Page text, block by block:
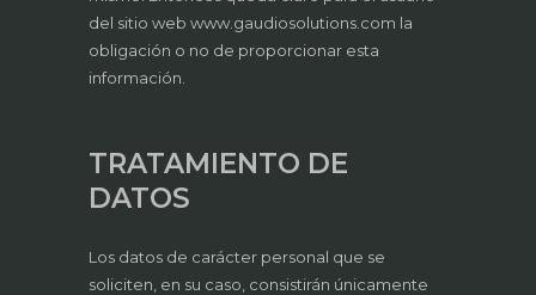
del sitio web www.gaudiosolutions.com la
obligación o no de proporcionar esta
información.
TRATAMIENTO DE
DATOS
Los datos de carácter personal que se
soliciten, en su caso, consistirán únicamente